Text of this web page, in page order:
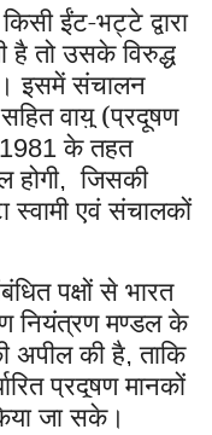
ईंट-भट्टे द्वारा
है तो उसके विरुद्ध
इसमें संचालन
वायु (प्रदूषण
के तहत
होगी,जिसकी
स्वामी एवं संचालकों
पक्षों से भारत
नियंत्रण मण्डल के
अपील की है,ताकि
प्रदूषण मानकों
जा सके।